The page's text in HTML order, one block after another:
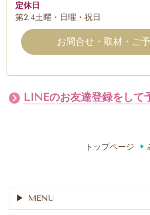
定休日
第2,4土曜・日曜・祝日
お問合せ・取材・ご
LINEのお友達登録をして
トップページ
MENU